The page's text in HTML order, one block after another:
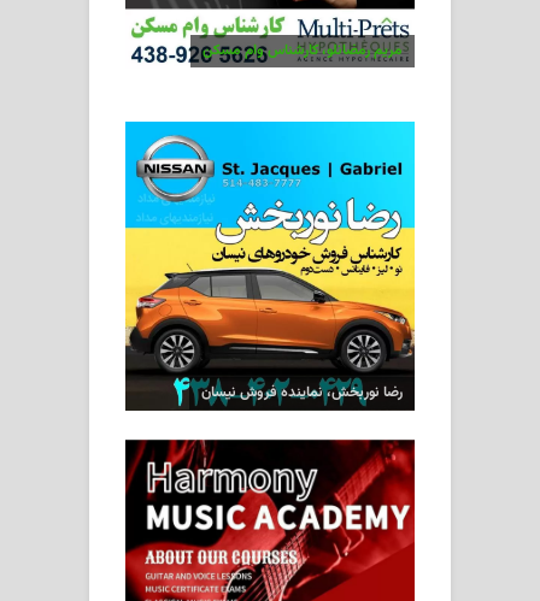
مریم رمضانلو، کارشناس وام مسکن
رضا نوربخش، نماینده فروش نیسان